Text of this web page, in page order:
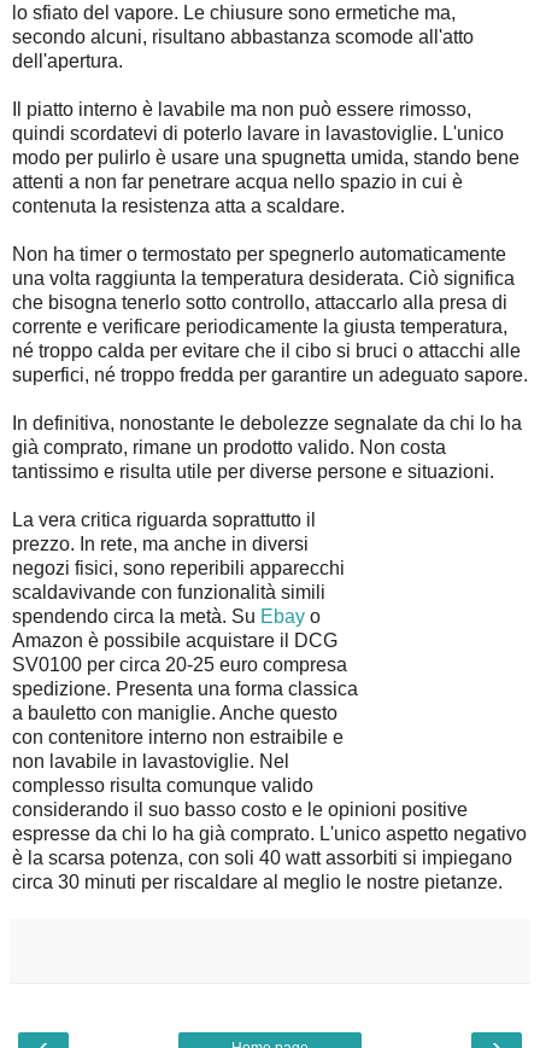
lo sfiato del vapore. Le chiusure sono ermetiche ma,
secondo alcuni, risultano abbastanza scomode all'atto
dell'apertura.
Il piatto interno è lavabile ma non può essere rimosso,
quindi scordatevi di poterlo lavare in lavastoviglie. L'unico
modo per pulirlo è usare una spugnetta umida, stando bene
attenti a non far penetrare acqua nello spazio in cui è
contenuta la resistenza atta a scaldare.
Non ha timer o termostato per spegnerlo automaticamente
una volta raggiunta la temperatura desiderata. Ciò significa
che bisogna tenerlo sotto controllo, attaccarlo alla presa di
corrente e verificare periodicamente la giusta temperatura,
né troppo calda per evitare che il cibo si bruci o attacchi alle
superfici, né troppo fredda per garantire un adeguato sapore.
In definitiva, nonostante le debolezze segnalate da chi lo ha
già comprato, rimane un prodotto valido. Non costa
tantissimo e risulta utile per diverse persone e situazioni.
La vera critica riguarda soprattutto il
prezzo. In rete, ma anche in diversi
negozi fisici, sono reperibili apparecchi
scaldavivande con funzionalità simili
spendendo circa la metà. Su Ebay o
Amazon è possibile acquistare il DCG
SV0100 per circa 20-25 euro compresa
spedizione. Presenta una forma classica
a bauletto con maniglie. Anche questo
con contenitore interno non estraibile e
non lavabile in lavastoviglie. Nel
complesso risulta comunque valido
considerando il suo basso costo e le opinioni positive
espresse da chi lo ha già comprato. L'unico aspetto negativo
è la scarsa potenza, con soli 40 watt assorbiti si impiegano
circa 30 minuti per riscaldare al meglio le nostre pietanze.